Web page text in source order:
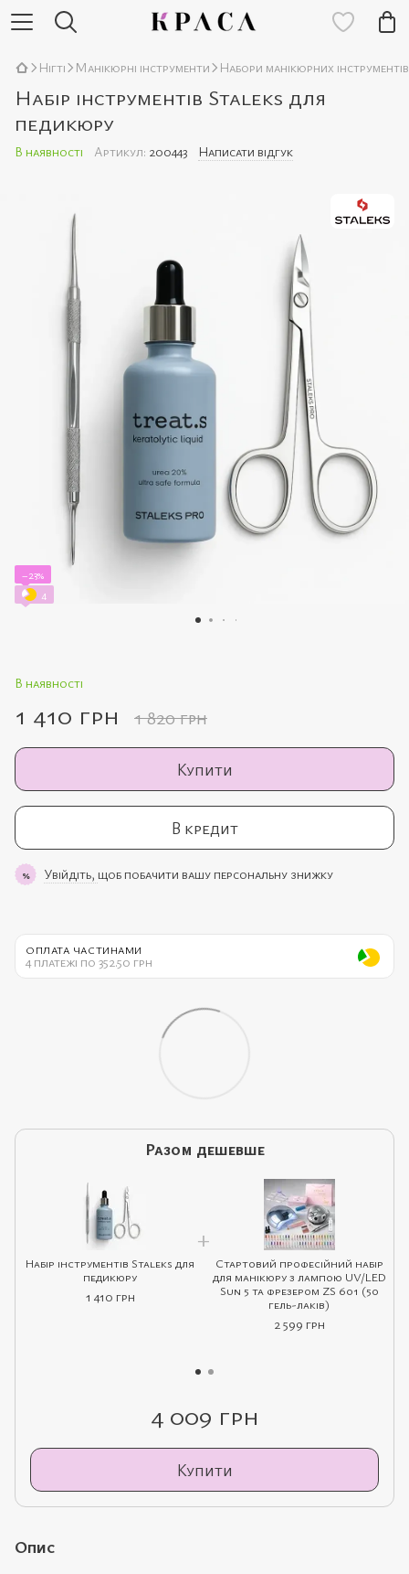
Нігті Манікюрні інструменти Набори манікюрних інструментів
Набір інструментів Staleks для
педикюру
В наявності Артикул: 200443 Написати відгук
−23%
4
В наявності
1 410 грн 1 820 грн
Купити
В кредит
% Увійдіть, щоб побачити вашу персональну знижку
ОПЛАТА ЧАСТИНАМИ
4 платежі по 352.50 грн
Разом дешевше
Набір інструментів Staleks для
педикюру
1 410 грн
Стартовий професійний набір
для манікюру з лампою UV/LED
Sun 5 та фрезером ZS 601 (50
гель-лаків)
2 599 грн
4 009 грн
Купити
Опис